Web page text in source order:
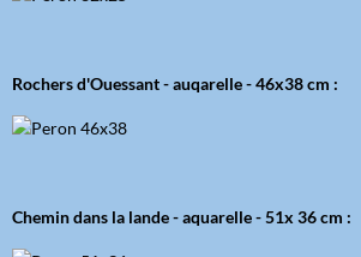
Rochers d'Ouessant - auqarelle - 46x38 cm :
Chemin dans la lande - aquarelle - 51x 36 cm :